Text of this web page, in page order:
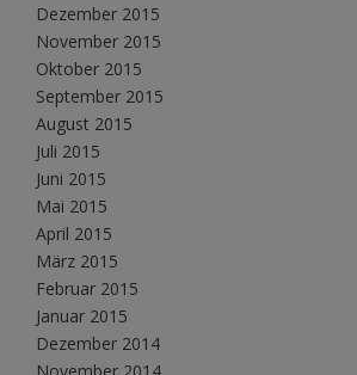
Dezember 2015
November 2015
Oktober 2015
September 2015
August 2015
Juli 2015
Juni 2015
Mai 2015
April 2015
März 2015
Februar 2015
Januar 2015
Dezember 2014
November 2014